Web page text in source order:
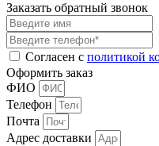
Заказать обратный звонок
Согласен с политикой
Оформить заказ
ФИО
Телефон
Почта
Адрес доставки